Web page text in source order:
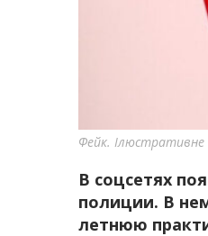
Фейк.
В соцсетях
полиции. В
летнюю